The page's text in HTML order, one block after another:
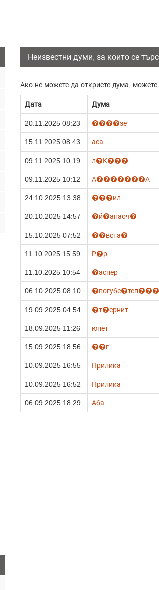
Неизвестни думи, за които се
Ако не можете да откриете дума, можете
Дата Дума
20.11.2025 08:23 зе
15.11.2025 08:43 аса
09.11.2025 10:19 л К
09.11.2025 10:12 А А
24.10.2025 13:38 ил
20.10.2025 14:57 й анаоч
15.10.2025 07:52 вста
11.10.2025 15:59 Р р
11.10.2025 10:54 аспер
06.10.2025 08:10 погубе теп
19.09.2025 04:54 т ернит
18.09.2025 11:26 юнет
15.09.2025 18:56 г
10.09.2025 16:55 Прилика
10.09.2025 16:52 Прилика
06.09.2025 18:29 Аба